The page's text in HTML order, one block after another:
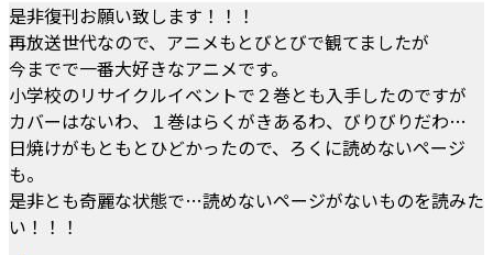
是非復刊お願い致します！！！
再放送世代なので、アニメもとびとびで観てましたが
今までで一番大好きなアニメです。
小学校のリサイクルイベントで２巻とも入手したのですが
カバーはないわ、１巻はらくがきあるわ、びりびりだわ…
日焼けがもともとひどかったので、ろくに読めないページ
も。
是非とも奇麗な状態で…読めないページがないものを読みた
い！！！